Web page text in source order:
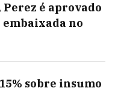
é aprovado
embaixada no
sobre insumo